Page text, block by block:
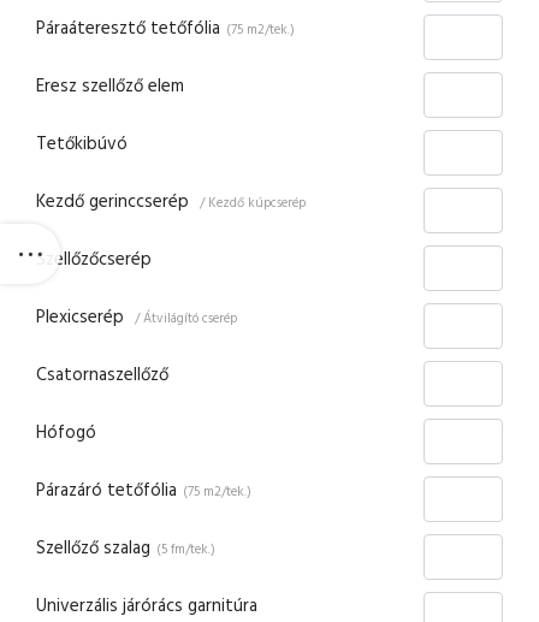
Páraáteresztő tetőfólia (75 m2/tek.)
Eresz szellőző elem
Tetőkibúvó
Kezdő gerinccserép / Kezdő kúpcserép
Szellőzőcserép
Plexicserép / Átvilágító cserép
Csatornaszellőző
Hófogó
Párazáró tetőfólia (75 m2/tek.)
Szellőző szalag (5 fm/tek.)
Univerzális járórács garnitúra